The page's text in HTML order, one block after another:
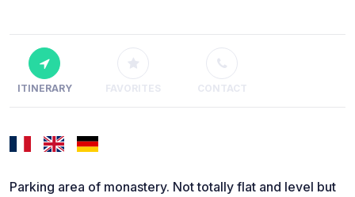
ITINERARY FAVORITES CONTACT
Parking area of monastery. Not totally flat and level but